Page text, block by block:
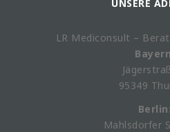
UNSERE
LR Mediconsult –
95349
Berlin:
Mahlsdorfer